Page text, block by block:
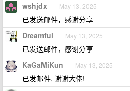
wshjdx May 13, 2025
已发送邮件，感谢分享
Dreamful May 13, 2025
已发送邮件，感谢分享
KaGaMiKun May 13, 2025
已发邮件, 谢谢大佬!